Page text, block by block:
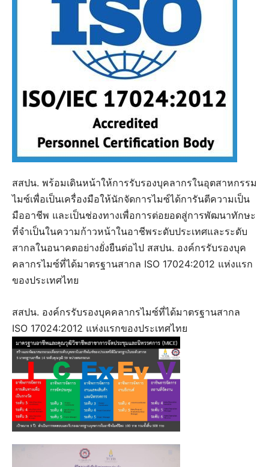
สสปน. พร้อมเดินหน้าให้การรับรองบุคลากรในอุตสาหกรรม
ไมซ์เพื่อเป็นเครื่องมือให้นักจัดการไมซ์ได้การันตีความเป็น
มืออาชีพ และเป็นช่องทางเพื่อการต่อยอดสู่การพัฒนาทักษะ
ที่จำเป็นในความก้าวหน้าในอาชีพระดับประเทศและระดับ
สากลในอนาคตอย่างยั่งยืนต่อไป สสปน. องค์กรรับรองบุค
คลากรไมซ์ที่ได้มาตรฐานสากล ISO 17024:2012 แห่งแรก
ของประเทศไทย
สสปน. องค์กรรับรองบุคคลากรไมซ์ที่ได้มาตรฐานสากล
ISO 17024:2012 แห่งแรกของประเทศไทย